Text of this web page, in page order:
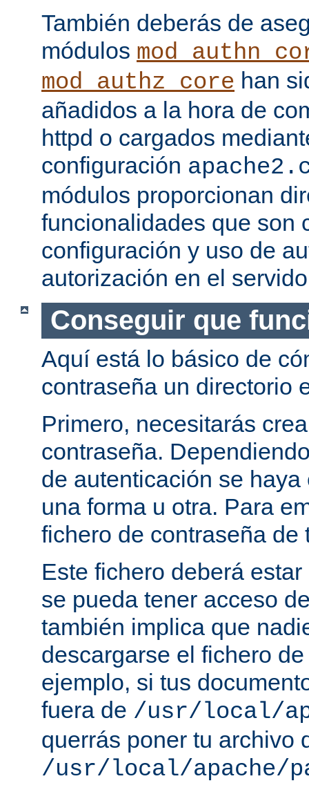
También deberás de
módulos
mod_authz_core han
añadidos a la hora de
httpd o cargados
configuración
módulos proporcionan
funcionalidades que son
configuración y uso de
autorización en el
Conseguir que
Aquí está lo básico de
contraseña un directorio
Primero, necesitarás
contraseña.
de autenticación se
una forma u otra. Para
fichero de contraseña de
Este fichero deberá
se pueda tener acceso
también implica que
descargarse el fichero
ejemplo, si tus
fuera de /usr/local/
querrás poner tu archivo
/usr/local/apache/